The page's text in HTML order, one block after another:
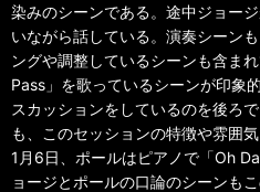
染みのシーンである。途中ジョー
いながら話している。演奏シーン
ングや調整しているシーンも含ま
Pass」を歌っているシーンが印象
スカッションをしているのを後ろ
も、このセッションの特徴や雰囲
1月6日、ポールはピアノで「Oh
ョージとポールの口論のシーンも